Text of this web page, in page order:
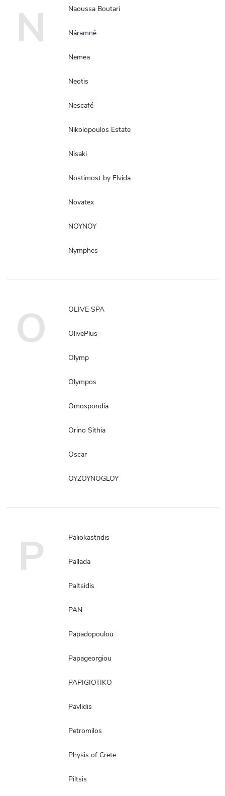
N Naoussa Boutari
Náramně
Nemea
Neotis
Nescafé
Nikolopoulos Estate
Nisaki
Nostimost by Elvida
Novatex
NOYNOY
Nymphes
O OLIVE SPA
OlivePlus
Olymp
Olympos
Omospondia
Orino Sithia
Oscar
OYZOYNOGLOY
P Paliokastridis
Pallada
Paltsidis
PAN
Papadopoulou
Papageorgiou
PAPIGIOTIKO
Pavlidis
Petromilos
Physis of Crete
Piltsis